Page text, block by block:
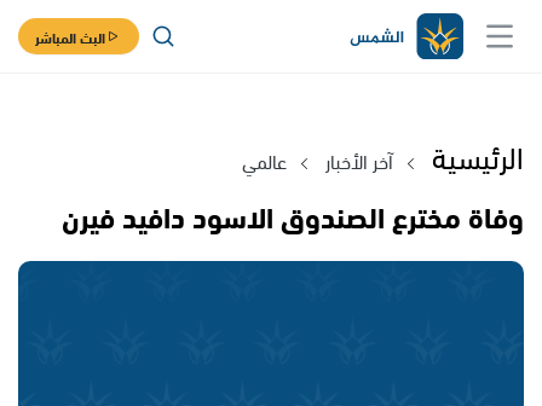
البث المباشر
الرئيسية آخر الأخبار عالمي
وفاة مخترع الصندوق الاسود دافيد فيرن